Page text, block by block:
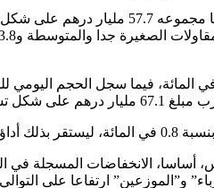
وخلال الفترة ما بين 23 و29 يناير الجاري،
بالمائة.